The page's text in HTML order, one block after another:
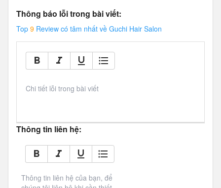
Thông báo lỗi trong bài viết:
Top 9 Review có tâm nhất về Guchi Hair Salon
Chi tiết lỗi trong bài viết
Thông tin liên hệ:
Thông tin liên hệ của bạn, để